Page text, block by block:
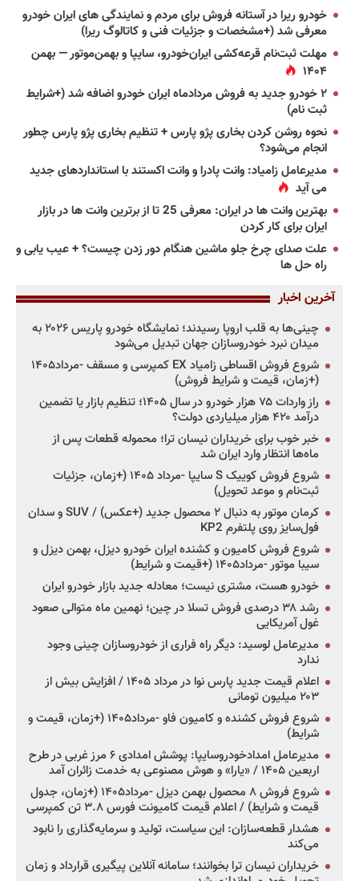
خودرو ریرا در آستانه فروش برای مردم و نمایندگی های ایران خودرو
معرفی شد (+مشخصات و جزئیات فنی و کاتالوگ ریرا)
مهلت ثبت‌نام قرعه‌کشی ایران‌خودرو، سایپا و بهمن‌موتور — بهمن
۱۴۰۴
۲ خودرو جدید به فروش مردادماه ایران خودرو اضافه شد (+شرایط
ثبت نام)
نحوه روشن کردن بخاری پژو پارس + تنظیم بخاری پژو پارس چطور
انجام می‌شود؟
مدیرعامل زامیاد: وانت پادرا و وانت اکستند با استانداردهای جدید
می آید
بهترین وانت ها در ایران: معرفی 25 تا از برترین وانت ها در بازار
ایران برای کار کردن
علت صدای چرخ جلو ماشین هنگام دور زدن چیست؟ + عیب یابی و
راه حل ها
آخرین اخبار
چینی‌ها به قلب اروپا رسیدند؛ نمایشگاه خودرو پاریس ۲۰۲۶ به
میدان نبرد خودروسازان جهان تبدیل می‌شود
شروع فروش اقساطی زامیاد EX کمپرسی و مسقف -مرداد۱۴۰۵
(+زمان، قیمت و شرایط فروش)
راز واردات ۷۵ هزار خودرو در سال ۱۴۰۵؛ تنظیم بازار یا تضمین
درآمد ۴۲۰ هزار میلیاردی دولت؟
خبر خوب برای خریداران نیسان ترا؛ محموله قطعات پس از
ماه‌ها انتظار وارد ایران شد
شروع فروش کوییک S سایپا -مرداد ۱۴۰۵ (+زمان، جزئیات
ثبت‌نام و موعد تحویل)
کرمان موتور به دنبال ۲ محصول جدید (+عکس) / SUV و سدان
فول‌سایز روی پلتفرم KP2
شروع فروش کامیون و کشنده ایران خودرو دیزل، بهمن دیزل و
سیبا موتور -مرداد۱۴۰۵ (+قیمت و شرایط)
خودرو هست، مشتری نیست؛ معادله جدید بازار خودرو ایران
رشد ۳۸ درصدی فروش تسلا در چین؛ نهمین ماه متوالی صعود
غول آمریکایی
مدیرعامل لوسید: دیگر راه فراری از خودروسازان چینی وجود
ندارد
اعلام قیمت جدید پارس نوا در مرداد ۱۴۰۵ / افزایش بیش از
۲۰۳ میلیون تومانی
شروع فروش کشنده و کامیون فاو -مرداد۱۴۰۵ (+زمان، قیمت و
شرایط)
مدیرعامل امدادخودروسایپا: پوشش امدادی ۶ مرز غربی در طرح
اربعین ۱۴۰۵ / «یارا» و هوش مصنوعی به خدمت زائران آمد
شروع فروش ۸ محصول بهمن دیزل -مرداد۱۴۰۵ (+زمان، جدول
قیمت و شرایط) / اعلام قیمت کامیونت فورس ۳.۸ تن کمپرسی
هشدار قطعه‌سازان: این سیاست، تولید و سرمایه‌گذاری را نابود
می‌کند
خریداران نیسان ترا بخوانند؛ سامانه آنلاین پیگیری قرارداد و زمان